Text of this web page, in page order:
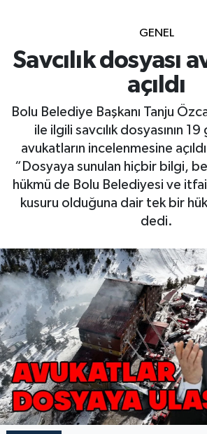
GENEL
Savcılık dosyası
açıldı
Bolu Belediye Başkanı Tanju
ile ilgili savcılık dosyasının
avukatların incelenmesine
“Dosyaya sunulan hiçbir bilgi,
hükmü de Bolu Belediyesi ve
kusuru olduğuna dair tek bir
dedi.